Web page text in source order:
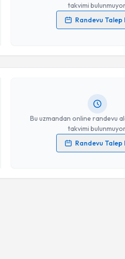
takvimi
Randevu Talep
Kişisel verilerimin işlenmesine ilişkin
Bu uzmandan online randevu
takvimi
Randevu Talep
Uzman Aile Danışmanı Selen Şimşek
talebi oluşturun. Size bu uzmandan
Kişisel verilerimin işlenmesine ilişkin